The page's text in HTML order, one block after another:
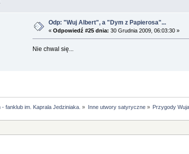
Odp: "Wuj Albert", a "Dym z Papierosa"...
«Odpowiedź #25 dnia: 30 Grudnia 2009, 06:03:30 »
Nie chwal się...
fanklub im. Kaprala Jedziniaka. » Inne utwory satyryczne» Przygody